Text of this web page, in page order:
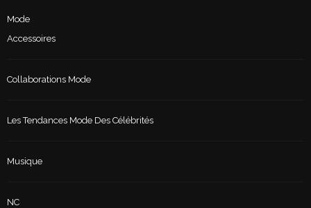
Mode
Accessoires
Collaborations Mode
Les Tendances Mode Des Célébrités
Musique
NC